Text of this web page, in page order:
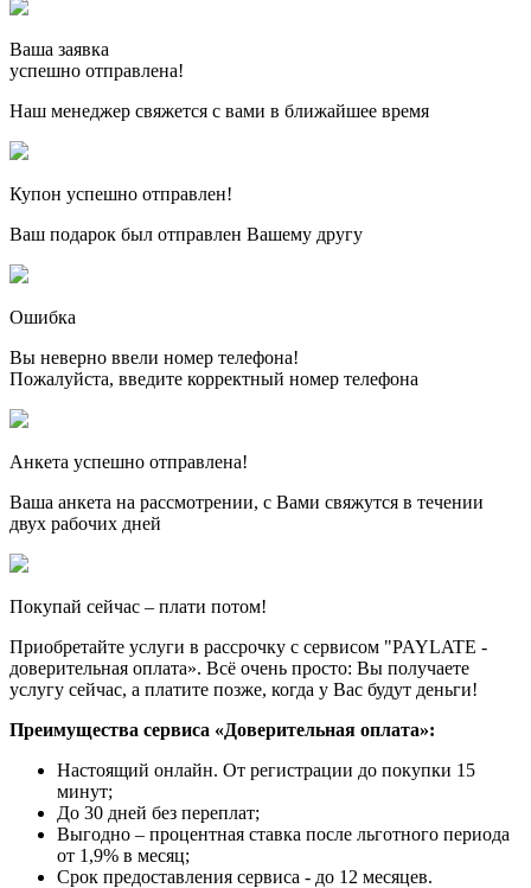
Ваша заявка
успешно отправлена!
Наш менеджер свяжется с вами в ближайшее время
Купон успешно отправлен!
Ваш подарок был отправлен Вашему другу
Ошибка
Вы неверно ввели номер телефона!
Пожалуйста, введите корректный номер телефона
Анкета успешно отправлена!
Ваша анкета на рассмотрении, с Вами свяжутся в течении
двух рабочих дней
Покупай сейчас – плати потом!
Приобретайте услуги в рассрочку с сервисом "PAYLATE -
доверительная оплата». Всё очень просто: Вы получаете
услугу сейчас, а платите позже, когда у Вас будут деньги!
Преимущества сервиса «Доверительная оплата»:
Настоящий онлайн. От регистрации до покупки 15
минут;
До 30 дней без переплат;
Выгодно – процентная ставка после льготного периода
от 1,9% в месяц;
Срок предоставления сервиса - до 12 месяцев.